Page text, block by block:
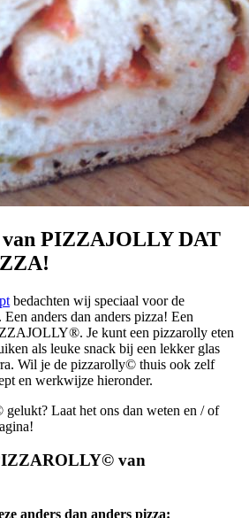
PIZZAJOLLY DAT
bedachten wij speciaal voor de
. Een anders dan anders pizza! Een
Je kunt een pizzarolly eten
als leuke snack bij een lekker glas
Wil je de pizzarolly© thuis ook zelf
en werkwijze hieronder.
Laat het ons dan weten en / of
van
anders dan anders pizza: